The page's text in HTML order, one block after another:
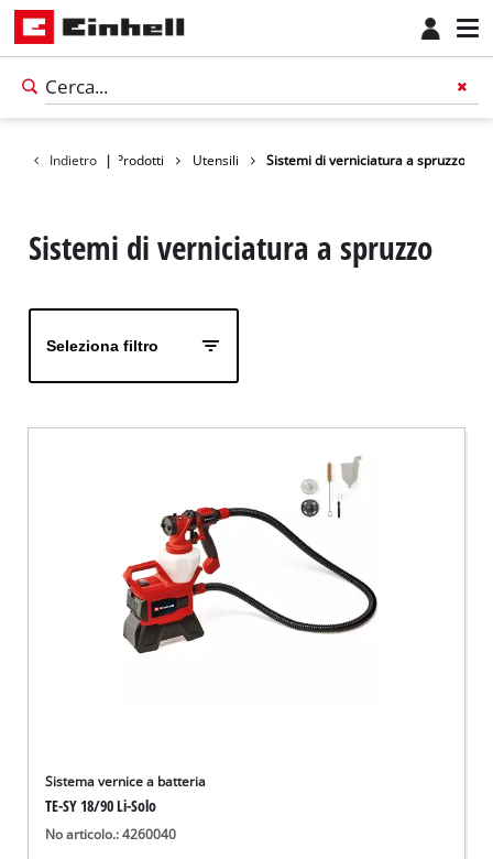
Indietro | Prodotti Utensili Sistemi di verniciatura a spruzzo
Sistemi di verniciatura a spruzzo
Seleziona filtro
Sistema vernice a batteria
TE-SY 18/90 Li-Solo
No articolo.: 4260040